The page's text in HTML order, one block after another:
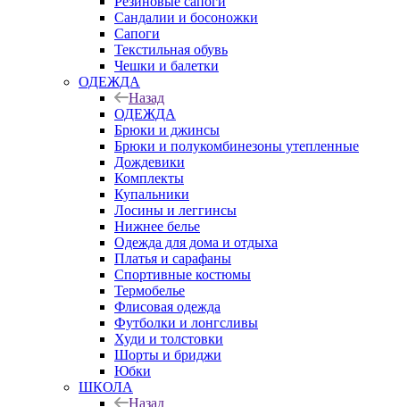
Сандалии и босоножки
Сапоги
Текстильная обувь
Чешки и балетки
ОДЕЖДА
Назад
ОДЕЖДА
Брюки и джинсы
Брюки и полукомбинезоны утепленные
Дождевики
Комплекты
Купальники
Лосины и леггинсы
Нижнее белье
Одежда для дома и отдыха
Платья и сарафаны
Спортивные костюмы
Термобелье
Флисовая одежда
Футболки и лонгсливы
Худи и толстовки
Шорты и бриджи
Юбки
ШКОЛА
Назад